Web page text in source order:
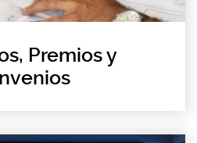
Premios y